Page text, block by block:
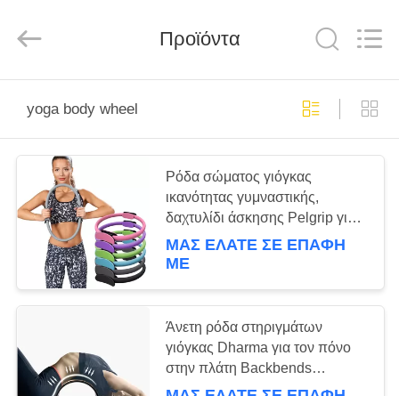
ΣΕΛΊΔΑ
ΠΡΟΪΌΝΤΑ
ΣΧΕΤΙΚΆ
ΕΜΆΣ
ΓΎΡΟΣ
ΕΡΓΟΣΤΑΣΊΩΝ
Co.,
Reserved.
Προϊόντα
yoga body wheel
Ρόδα σώματος γιόγκας
ικανότητας γυμναστικής,
δαχτυλίδι άσκησης Pelgrip για
την εγχώρια κατάρτιση
ΜΑΣ ΕΛΆΤΕ ΣΕ ΕΠΑΦΉ
ΜΕ
Άνετη ρόδα στηριγμάτων
γιόγκας Dharma για τον πόνο
στην πλάτη Backbends
αντιστροφών